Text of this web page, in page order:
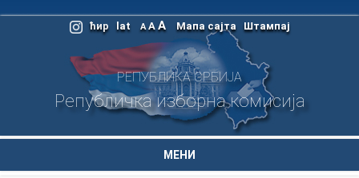
ћир lat A A A Мапа сајта Штампај
РЕПУБЛИКА СРБИЈА
Републичка изборна комисија
МЕНИ